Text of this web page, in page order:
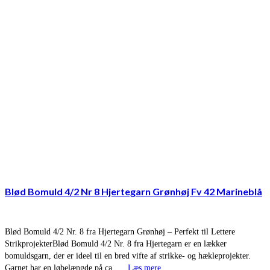
Blød Bomuld 4/2 Nr 8 Hjertegarn Grønhøj Fv 42 Marineblå
Blød Bomuld 4/2 Nr. 8 fra Hjertegarn Grønhøj – Perfekt til Lettere
StrikprojekterBlød Bomuld 4/2 Nr. 8 fra Hjertegarn er en lækker
bomuldsgarn, der er ideel til en bred vifte af strikke- og hækleprojekter.
Garnet har en løbelængde på ca. … Læs mere